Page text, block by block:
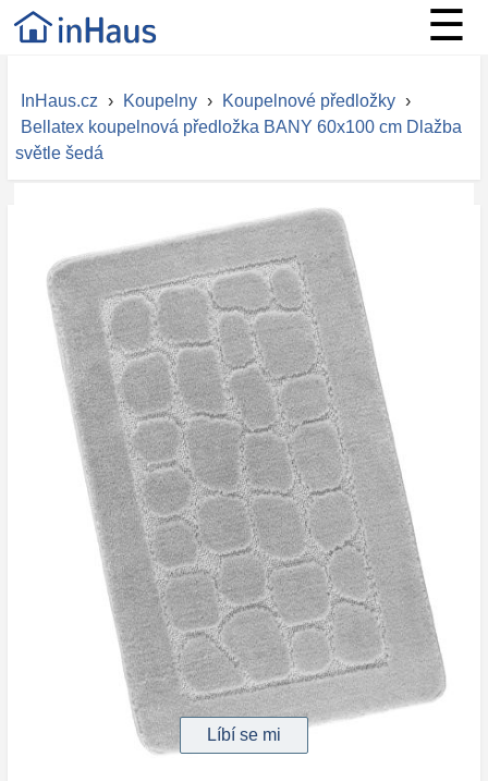
☰
InHaus.cz › Koupelny › Koupelnové předložky ›
Bellatex koupelnová předložka BANY 60x100 cm Dlažba
světle šedá